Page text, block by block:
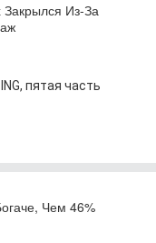
Из-За
пятая часть
Чем 46%